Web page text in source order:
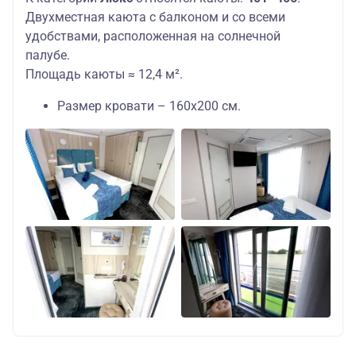
Двухместная каюта с балконом и со всеми
удобствами, расположенная на солнечной
палубе.
Площадь каюты ≈ 12,4 м².
Размер кровати – 160х200 см.